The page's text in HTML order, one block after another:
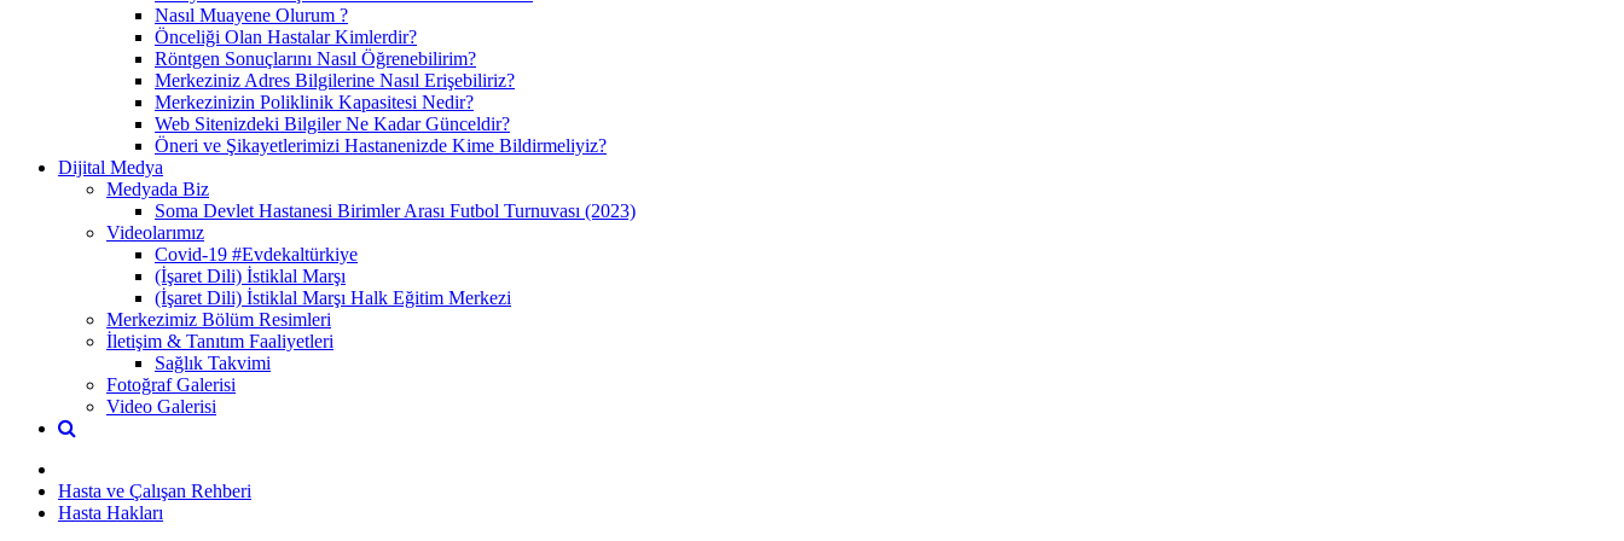
Nasıl Muayene Olurum ?
Önceliği Olan Hastalar Kimlerdir?
Röntgen Sonuçlarını Nasıl Öğrenebilirim?
Merkeziniz Adres Bilgilerine Nasıl Erişebiliriz?
Merkezinizin Poliklinik Kapasitesi Nedir?
Web Sitenizdeki Bilgiler Ne Kadar Günceldir?
Öneri ve Şikayetlerimizi Hastanenizde Kime Bildirmeliyiz?
Dijital Medya
Medyada Biz
Soma Devlet Hastanesi Birimler Arası Futbol Turnuvası (2023)
Videolarımız
Covid-19 #Evdekaltürkiye
(İşaret Dili) İstiklal Marşı
(İşaret Dili) İstiklal Marşı Halk Eğitim Merkezi
Merkezimiz Bölüm Resimleri
İletişim & Tanıtım Faaliyetleri
Sağlık Takvimi
Fotoğraf Galerisi
Video Galerisi
Hasta ve Çalışan Rehberi
Hasta Hakları